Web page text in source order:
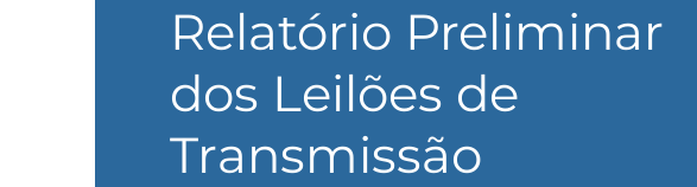
Relatório Preliminar
dos Leilões de
Transmissão